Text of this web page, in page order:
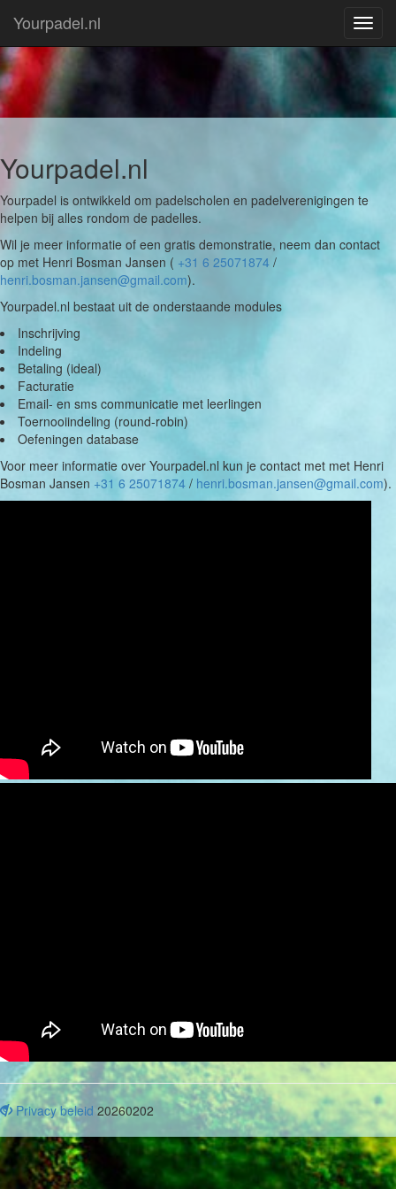
Yourpadel.nl
Yourpadel.nl
Yourpadel is ontwikkeld om padelscholen en padelverenigingen te
helpen bij alles rondom de padelles.
Wil je meer informatie of een gratis demonstratie, neem dan contact
op met Henri Bosman Jansen ( +31 6 25071874 /
henri.bosman.jansen@gmail.com).
Yourpadel.nl bestaat uit de onderstaande modules
Inschrijving
Indeling
Betaling (ideal)
Facturatie
Email- en sms communicatie met leerlingen
Toernooiindeling (round-robin)
Oefeningen database
Voor meer informatie over Yourpadel.nl kun je contact met met Henri
Bosman Jansen +31 6 25071874 / henri.bosman.jansen@gmail.com).
Privacy beleid 20260202